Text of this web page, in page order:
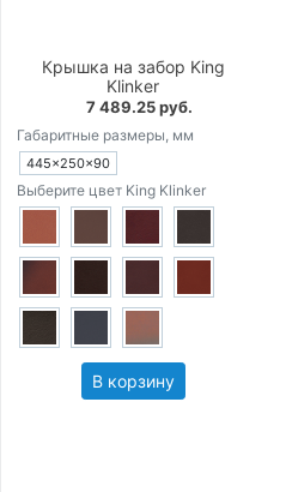
Крышка на забор King
Klinker
7 489.25 руб.
Габаритные размеры, мм
445×250×90
Выберите цвет King Klinker
В корзину